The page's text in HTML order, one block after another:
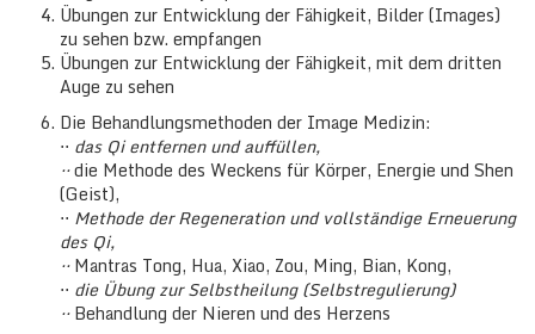
Übungen zur Entwicklung der Fähigkeit, Bilder (Images)
zu sehen bzw. empfangen
Übungen zur Entwicklung der Fähigkeit, mit dem dritten
Auge zu sehen
Die Behandlungsmethoden der Image Medizin:
⋅⋅ das Qi entfernen und auffüllen,
⋅⋅die Methode des Weckens für Körper, Energie und Shen
(Geist),
⋅⋅ Methode der Regeneration und vollständige Erneuerung
des Qi,
⋅⋅Mantras Tong, Hua, Xiao, Zou, Ming, Bian, Kong,
⋅⋅ die Übung zur Selbstheilung (Selbstregulierung)
⋅⋅Behandlung der Nieren und des Herzens